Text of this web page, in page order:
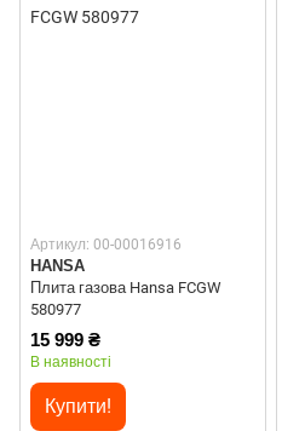
Артикул: 00-00016916
HANSA
Плита газова Hansa FCGW
580977
15 999 ₴
В наявності
Купити!